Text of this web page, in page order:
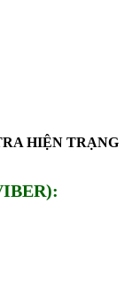
HIỆN TRẠNG